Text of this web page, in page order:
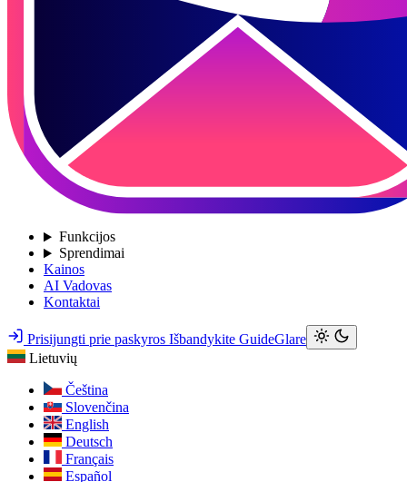
Funkcijos
Sprendimai
Kainos
AI Vadovas
Kontaktai
Prisijungti prie paskyros Išbandykite GuideGlare
Lietuvių
Čeština
Slovenčina
English
Deutsch
Français
Español